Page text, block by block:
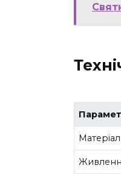
Матеріал